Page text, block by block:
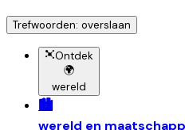
Trefwoorden: overslaan
Ontdek
🌍
wereld
🏙️
wereld en